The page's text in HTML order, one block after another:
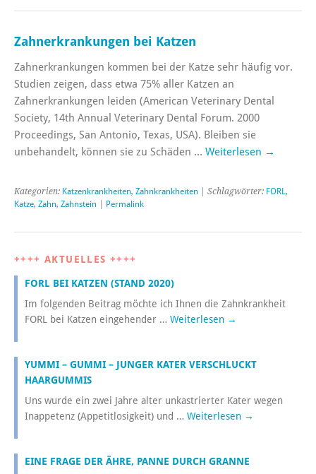
Zahnerkrankungen bei Katzen
Zahnerkrankungen kommen bei der Katze sehr häufig vor.
Studien zeigen, dass etwa 75% aller Katzen an
Zahnerkrankungen leiden (American Veterinary Dental
Society, 14th Annual Veterinary Dental Forum. 2000
Proceedings, San Antonio, Texas, USA). Bleiben sie
unbehandelt, können sie zu Schäden … Weiterlesen →
Kategorien: Katzenkrankheiten, Zahnkrankheiten | Schlagwörter: FORL ,
Katze, Zahn, Zahnstein Permalink
++++ AKTUELLES ++++
FORL BEI KATZEN (STAND 2020)
Im folgenden Beitrag möchte ich Ihnen die Zahnkrankheit
FORL bei Katzen eingehender … Weiterlesen →
YUMMI – GUMMI – JUNGER KATER VERSCHLUCKT
HAARGUMMIS
Uns wurde ein zwei Jahre alter unkastrierter Kater wegen
Inappetenz (Appetitlosigkeit) und … Weiterlesen →
EINE FRAGE DER ÄHRE, PANNE DURCH GRANNE